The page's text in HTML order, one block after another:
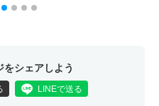
をシェアしよう
LINEで送る